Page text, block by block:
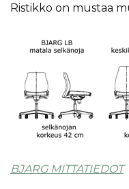
Ristikko on mustaa
BJARG MITTATIEDOT